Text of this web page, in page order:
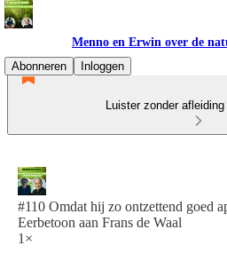
Menno en Erwin over de
Abonneren
Inloggen
Luister zonder
#110 Omdat hij zo ontzettend goed
Eerbetoon aan Frans de Waal
1×